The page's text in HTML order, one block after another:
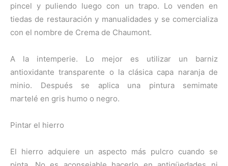
pincel y puliendo luego con un trapo. Lo venden en
tiedas de restauración y manualidades y se comercializa
con el nombre de Crema de Chaumont.
A la intemperie. Lo mejor es utilizar un barniz
antioxidante transparente o la clásica capa naranja de
minio. Después se aplica una pintura semimate
martelé en gris humo o negro.
Pintar el hierro
El hierro adquiere un aspecto más pulcro cuando se